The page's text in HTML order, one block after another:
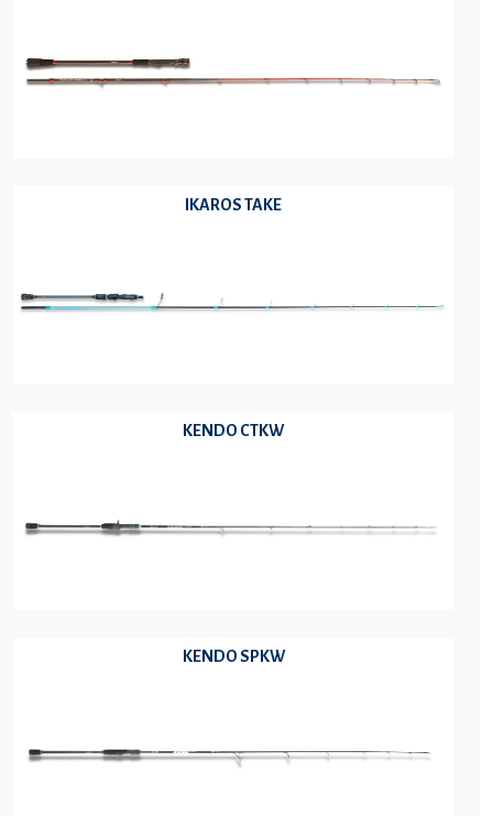
IKAROS TAKE
KENDO CTKW
KENDO SPKW